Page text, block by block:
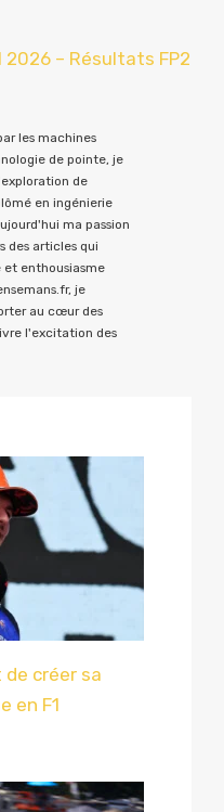
2026 – Résultats FP2
les machines
de pointe, je
de
en ingénierie
ma passion
des articles qui
enthousiasme
je
au cœur des
l'excitation des
créer sa
en F1